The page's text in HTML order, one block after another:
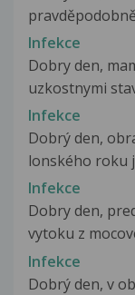
Infekce
Dobry den,
uzkostnymi
Infekce
Dobrý den,
lonského roku
Infekce
Dobry den,
vytoku z
Infekce
Dobrý den, v